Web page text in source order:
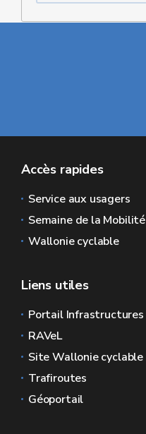
Accès rapides
Service aux usagers
Semaine de la Mobilité
Wallonie cyclable
Liens utiles
Portail Infrastructures
RAVeL
Site Wallonie cyclable
Trafiroutes
Géoportail